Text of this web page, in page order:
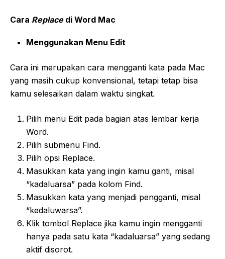
Cara Replace di Word Mac
Menggunakan Menu Edit
Cara ini merupakan cara mengganti kata pada Mac
yang masih cukup konvensional, tetapi tetap bisa
kamu selesaikan dalam waktu singkat.
Pilih menu Edit pada bagian atas lembar kerja
Word.
Pilih submenu Find.
Pilih opsi Replace.
Masukkan kata yang ingin kamu ganti, misal
“kadaluarsa” pada kolom Find.
Masukkan kata yang menjadi pengganti, misal
“kedaluwarsa”.
Klik tombol Replace jika kamu ingin mengganti
hanya pada satu kata “kadaluarsa” yang sedang
aktif disorot.